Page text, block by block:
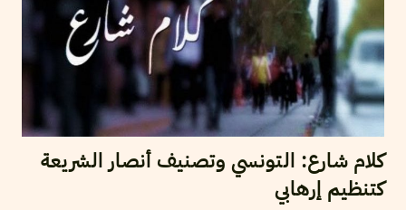
كلام شارع: التونسي وتصنيف أنصار الشريعة
كتنظيم إرهابي